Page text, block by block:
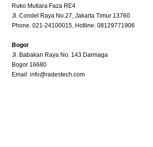
Ruko Mutiara Faza RE4
Jl. Condet Raya No.27, Jakarta Timur 13760
Phone. 021-24100015, Hotline. 08129771906
Bogor
Jl. Babakan Raya No. 143 Darmaga
Bogor 16680
Email: info@radestech.com